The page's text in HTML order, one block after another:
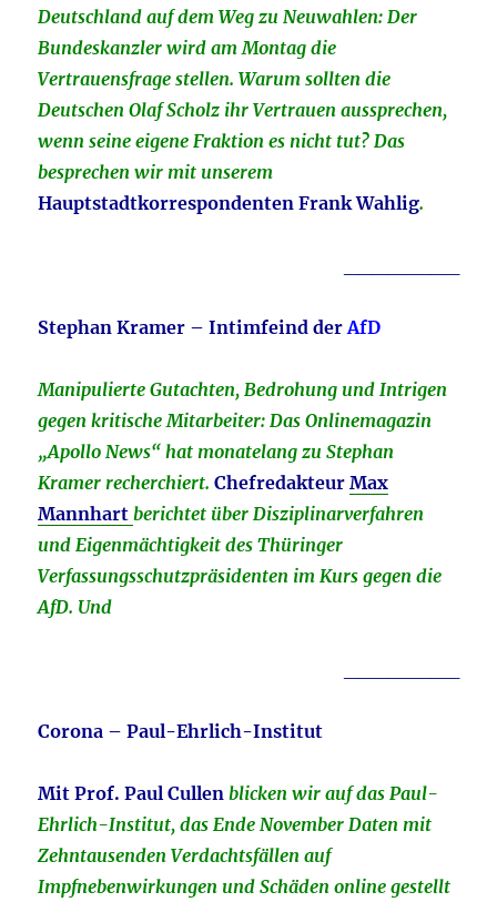
Deutschland auf dem Weg zu Neuwahlen: Der
Bundeskanzler wird am Montag die
Vertrauensfrage stellen. Warum sollten die
Deutschen Olaf Scholz ihr Vertrauen aussprechen,
wenn seine eigene Fraktion es nicht tut? Das
besprechen wir mit unserem
Hauptstadtkorrespondenten Frank Wahlig.
Stephan Kramer – Intimfeind derAfD
Manipulierte Gutachten, Bedrohung und Intrigen
gegen kritische Mitarbeiter: Das Onlinemagazin
„Apollo News“ hat monatelang zu Stephan
Kramer recherchiert.ChefredakteurMax
Mannhart berichtet über Disziplinarverfahren
und Eigenmächtigkeit des Thüringer
Verfassungsschutzpräsidenten im Kurs gegen die
AfD. Und
Corona – Paul-Ehrlich-Institut
Mit Prof. Paul Cullenblicken wir auf das Paul-
Ehrlich-Institut, das Ende November Daten mit
Zehntausenden Verdachtsfällen auf
Impfnebenwirkungen und Schäden online gestellt